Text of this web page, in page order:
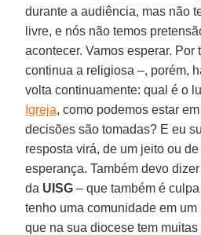
durante a audiência, mas não
livre, e nós não temos
acontecer. Vamos esperar. Por
continua a religiosa –, porém,
volta continuamente: qual é o
Igreja, como podemos estar
decisões são tomadas? E eu
resposta virá, de um jeito ou
esperança. Também devo
da UISG – que também é
tenho uma comunidade em
que na sua diocese tem muitas